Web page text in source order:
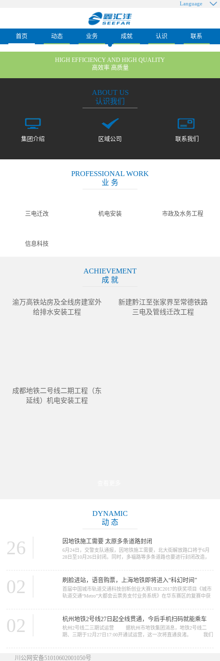
Language
首页 动态 业务 成就 认识 联系
HIGH EFFICIENCY AND HIGH QUALITY
高效率 高质量
ABOUT US
认识我们
集团介绍 区域公司 联系我们
PROFESSIONAL WORK
业 务
三电迁改 机电安装 市政及水务工程
信息科技
ACHIEVEMENT
成 就
渝万高铁站房及全线房建室外
给排水安装工程
新建黔江至张家界至常德铁路
三电及管线迁改工程
成都地铁二号线二期工程（东
延线）机电安装工程
DYNAMIC
动 态
因地铁施工需要 太原多条道路封闭
26
6月24日，交警支队通报，因地铁施工需要，北大街解放路口将于6月
28日至10月26日封闭。同时，多福路等多条道路也要进行封闭改造，
口将于6月28日至10月26日封闭施工。施工期间，路口禁止一切车辆通
行，车辆可绕行胜利街、五一路、北肖墙。 多福路（规划摄乐街
—柴化路）将于6月26日至11月30日进行改造施工，施工期间，施工路
段禁止一切车...
刷脸进站，语音购票，上海地铁即将进入“科幻时间”
02
首届中国城市轨道交通科技创新创业大赛URIC2017的获奖项目《城市
轨道交通“Metro”大都会云票务支付业务系统》在华东赛区的复赛中获
的好成绩。这个项目的完成单位是上海申通地铁集团。 我们今天
要报道的新闻，正与这个项目中的“Metro大都会...
杭州地铁2号线27日起全线贯通，今后手机扫码就能乘车
02
杭州2号线二三期试运营 据杭州市地铁集团消息，地铁2号线二
期、三期于12月27日17:00开通试运营，这一次将直通良渚。 我们
川公网安备51010602001050号